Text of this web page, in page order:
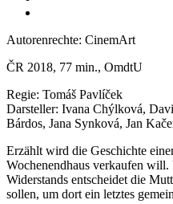
Autorenrechte: CinemArt
ČR 2018, 77 min., OmdtU
Regie: Tomáš Pavlíček
Darsteller: Ivana Chýlková,
Bárdos, Jana Synková, Jan
Erzählt wird die Geschichte
Wochenendhaus verkaufen will.
Widerstands entscheidet die
sollen, um dort ein letztes